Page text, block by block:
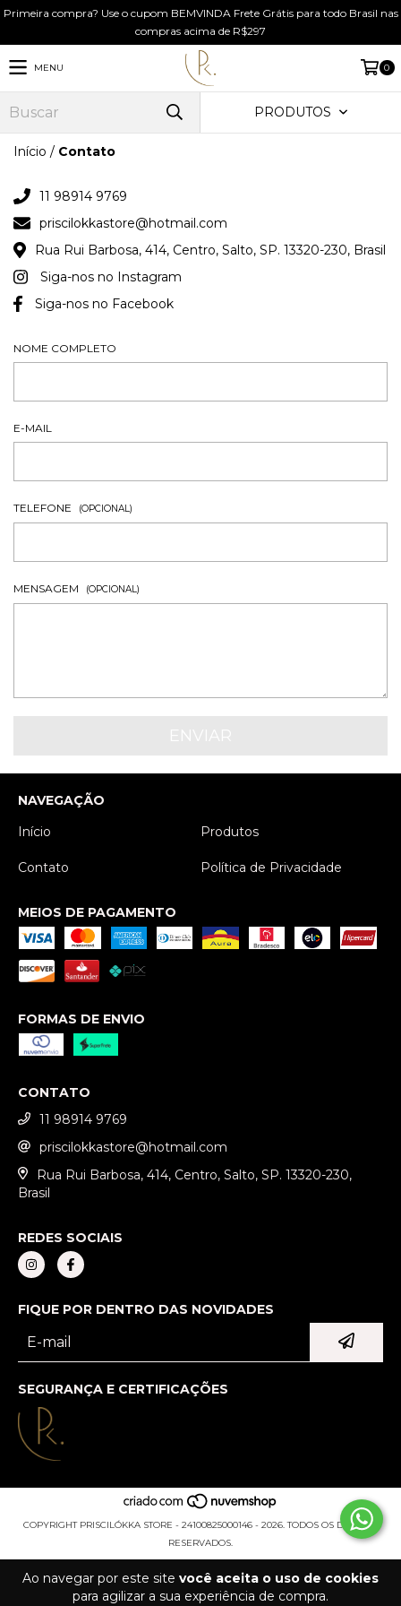
Ao navegar por este site você aceita o uso de cookies
para agilizar a sua experiência de compra.
Primeira compra? Use o cupom BEMVINDA Frete Grátis para todo Brasil nas
compras acima de R$297
MENU 0
PRODUTOS
Início / Contato
11 98914 9769
priscilokkastore@hotmail.com
Rua Rui Barbosa, 414, Centro, Salto, SP. 13320-230, Brasil
Siga-nos no Instagram
Siga-nos no Facebook
NOME COMPLETO
E-MAIL
TELEFONE (OPCIONAL)
MENSAGEM (OPCIONAL)
NAVEGAÇÃO
Início
Produtos
Contato Política de Privacidade
MEIOS DE PAGAMENTO
FORMAS DE ENVIO
CONTATO
11 98914 9769
priscilokkastore@hotmail.com
Rua Rui Barbosa, 414, Centro, Salto, SP. 13320-230,
Brasil
REDES SOCIAIS
FIQUE POR DENTRO DAS NOVIDADES
SEGURANÇA E CERTIFICAÇÕES
COPYRIGHT PRISCILÓKKA STORE - 24100825000146 - 2026. TODOS OS DIREITOS
RESERVADOS.